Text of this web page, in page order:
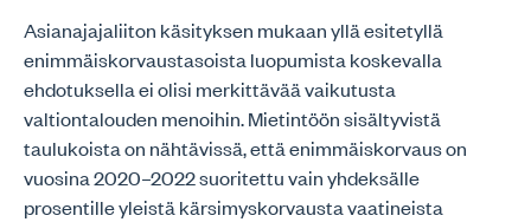
Asianajajaliiton käsityksen mukaan yllä esitetyllä
enimmäiskorvaustasoista luopumista koskevalla
ehdotuksella ei olisi merkittävää vaikutusta
valtiontalouden menoihin. Mietintöön sisältyvistä
taulukoista on nähtävissä, että enimmäiskorvaus on
vuosina 2020–2022 suoritettu vain yhdeksälle
prosentille yleistä kärsimyskorvausta vaatineista